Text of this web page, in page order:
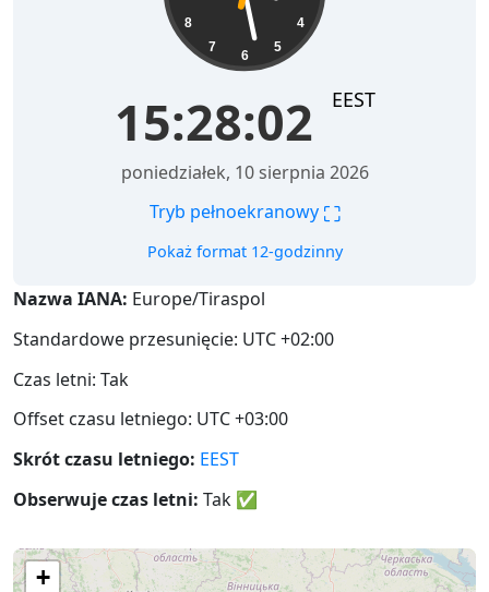
4
5
6
7
8
15:28:02 EEST
poniedziałek, 10 sierpnia 2026
Tryb pełnoekranowy ⛶
Pokaż format 12-godzinny
Nazwa IANA: Europe/Tiraspol
Standardowe przesunięcie: UTC +02:00
Czas letni: Tak
Offset czasu letniego: UTC +03:00
Skrót czasu letniego: EEST
Obserwuje czas letni: Tak ✅
+